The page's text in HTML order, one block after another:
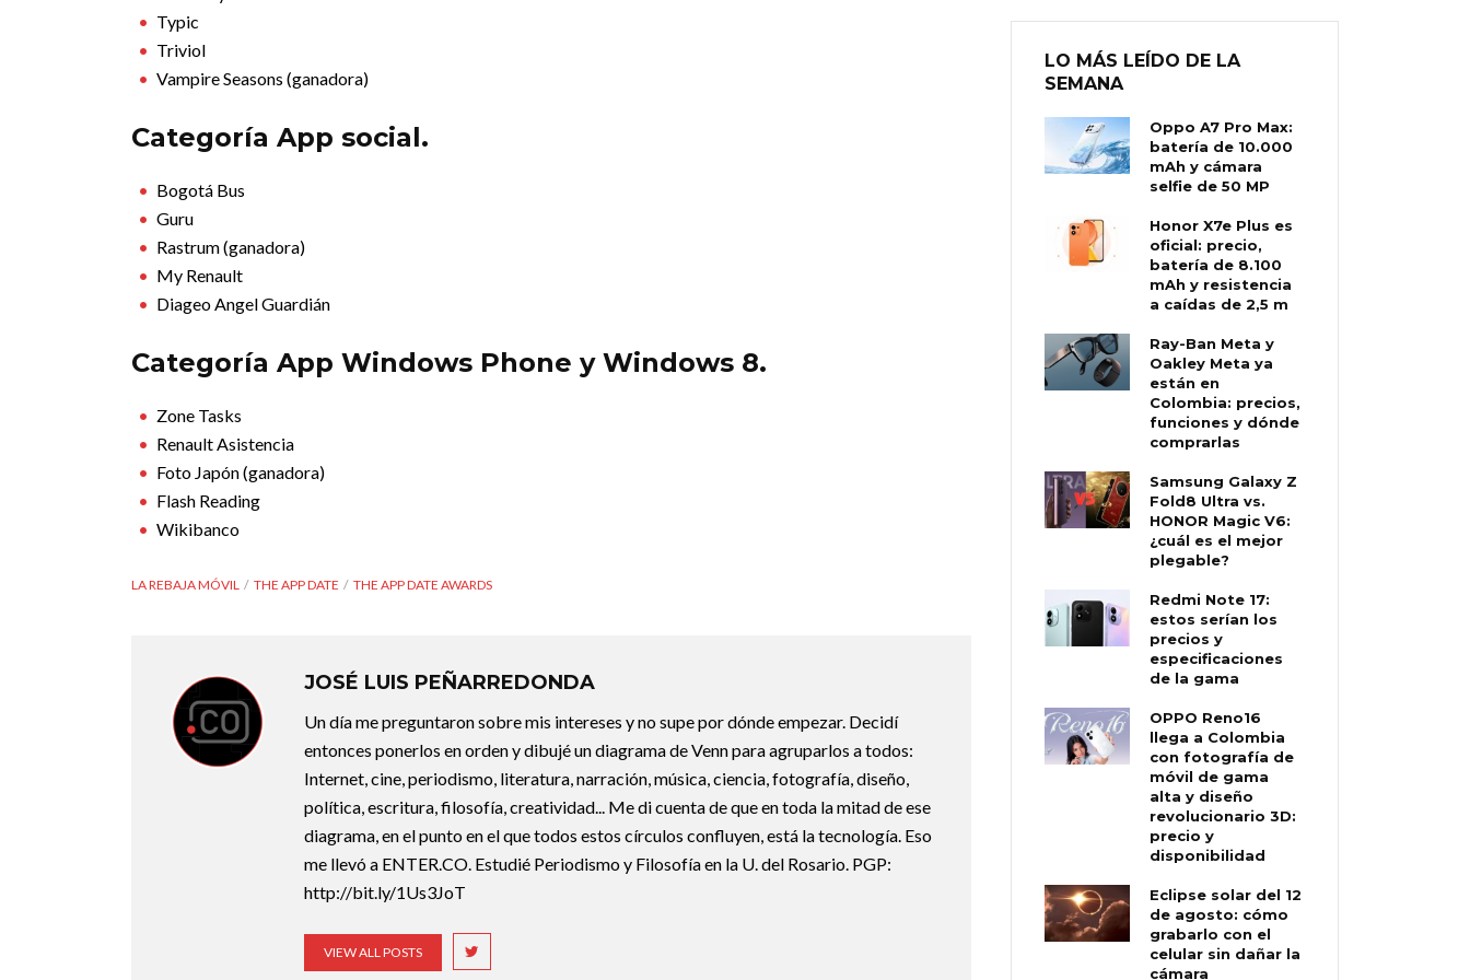
Typic
Triviol
Vampire Seasons (ganadora)
Categoría App social.
Bogotá Bus
Guru
Rastrum (ganadora)
My Renault
Diageo Angel Guardián
Categoría App Windows Phone y Windows 8.
Zone Tasks
Renault Asistencia
Foto Japón (ganadora)
Flash Reading
Wikibanco
LA REBAJA MÓVIL THE APP DATE THE APP DATE AWARDS
JOSÉ LUIS PEÑARREDONDA
Un día me preguntaron sobre mis intereses y no supe por dónde empezar. Decidí
entonces ponerlos en orden y dibujé un diagrama de Venn para agruparlos a todos:
Internet, cine, periodismo, literatura, narración, música, ciencia, fotografía, diseño,
política, escritura, filosofía, creatividad... Me di cuenta de que en toda la mitad de ese
diagrama, en el punto en el que todos estos círculos confluyen, está la tecnología. Eso
me llevó a ENTER.CO. Estudié Periodismo y Filosofía en la U. del Rosario. PGP:
http://bit.ly/1Us3JoT
VIEW ALL POSTS
LO MÁS LEÍDO DE LA
SEMANA
Oppo A7 Pro Max:
batería de 10.000
mAh y cámara
selfie de 50 MP
Honor X7e Plus es
oficial: precio,
batería de 8.100
mAh y resistencia
a caídas de 2,5 m
Ray-Ban Meta y
Oakley Meta ya
están en
Colombia: precios,
funciones y dónde
comprarlas
Samsung Galaxy Z
Fold8 Ultra vs.
HONOR Magic V6:
¿cuál es el mejor
plegable?
Redmi Note 17:
estos serían los
precios y
especificaciones
de la gama
OPPO Reno16
llega a Colombia
con fotografía de
móvil de gama
alta y diseño
revolucionario 3D:
precio y
disponibilidad
Eclipse solar del 12
de agosto: cómo
grabarlo con el
celular sin dañar la
cámara